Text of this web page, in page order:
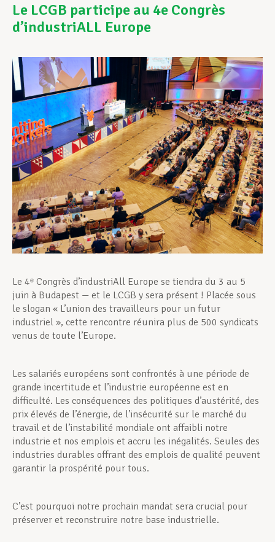
Vos droits
Assistance en vie privée
Développement professionnel
Devenir Membre
Actualités
Le LCGB participe au 4e Congrès
d’industriALL Europe
Le 4ᵉ Congrès d’industriAll Europe se tiendra du 3 au 5
juin à Budapest — et le LCGB y sera présent ! Placée sous
le slogan « L’union des travailleurs pour un futur
industriel », cette rencontre réunira plus de 500 syndicats
venus de toute l’Europe.
Les salariés européens sont confrontés à une période de
grande incertitude et l’industrie européenne est en
difficulté. Les conséquences des politiques d’austérité, des
prix élevés de l’énergie, de l’insécurité sur le marché du
travail et de l’instabilité mondiale ont affaibli notre
industrie et nos emplois et accru les inégalités. Seules des
industries durables offrant des emplois de qualité peuvent
garantir la prospérité pour tous.
C’est pourquoi notre prochain mandat sera crucial pour
préserver et reconstruire notre base industrielle.